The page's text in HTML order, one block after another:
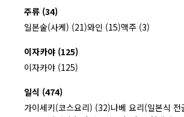
주류 (34)
일본술(사케) (21)와인 (15)맥주 (3)
이자카야 (125)
이자카야 (125)
일식 (474)
가이세키(코스요리) (32)나베 요리(일본식